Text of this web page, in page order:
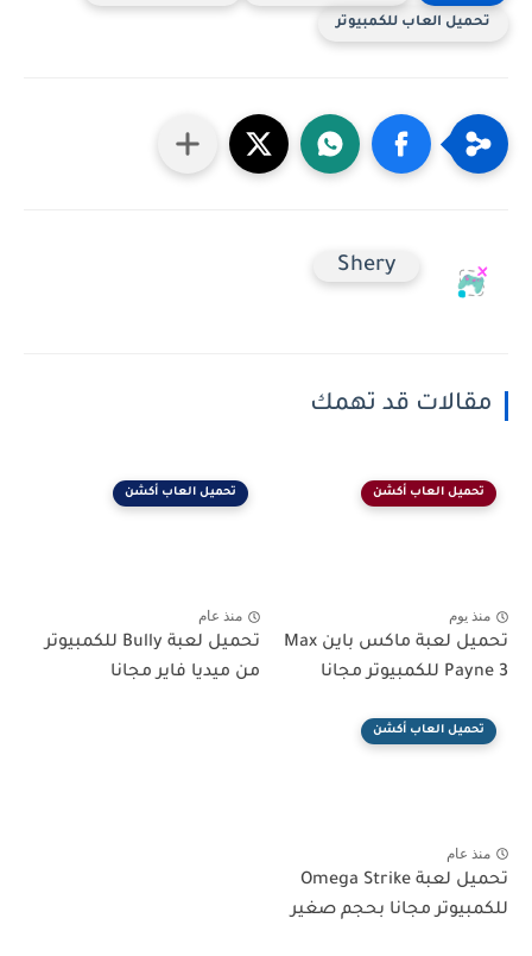
تحميل العاب للكمبيوتر
Shery
مقالات قد تهمك
تحميل العاب أكشن
منذ يوم
تحميل لعبة ماكس باين Max
Payne 3 للكمبيوتر مجانا
تحميل العاب أكشن
منذ عام
تحميل لعبة Bully للكمبيوتر
من ميديا فاير مجانا
تحميل العاب أكشن
منذ عام
تحميل لعبة Omega Strike
للكمبيوتر مجانا بحجم صغير